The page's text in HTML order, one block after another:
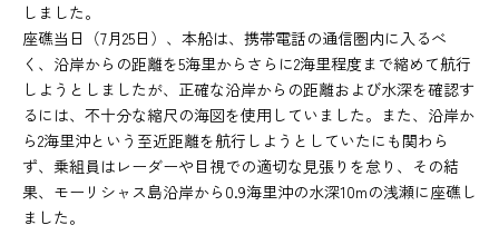
しました。
座礁当日（7月25日）、本船は、携帯電話の通信圏内に入るべ
く、沿岸からの距離を5海里からさらに2海里程度まで縮めて航行
しようとしましたが、正確な沿岸からの距離および水深を確認す
るには、不十分な縮尺の海図を使用していました。また、沿岸か
ら2海里沖という至近距離を航行しようとしていたにも関わら
ず、乗組員はレーダーや目視での適切な見張りを怠り、その結
果、モーリシャス島沿岸から0.9海里沖の水深10mの浅瀬に座礁し
ました。